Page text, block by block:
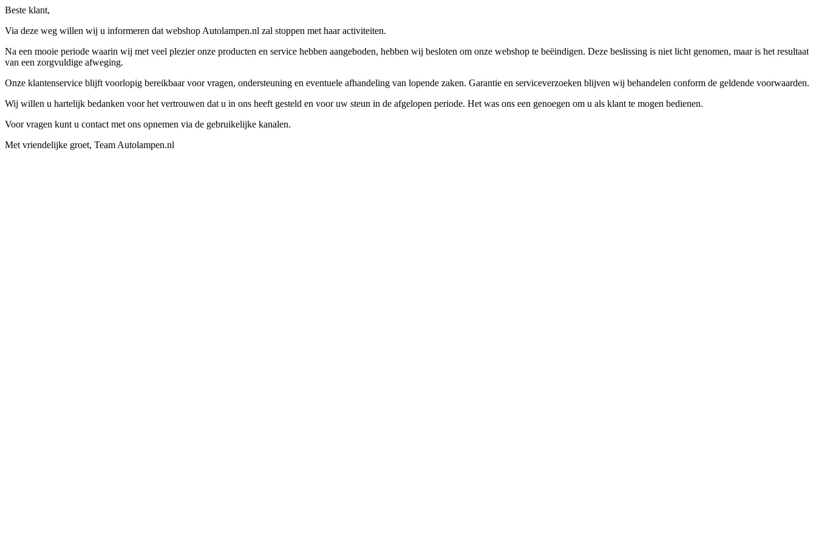
Beste klant,
Via deze weg willen wij u informeren dat webshop Autolampen.nl zal stoppen met haar activiteiten.
Na een mooie periode waarin wij met veel plezier onze producten en service hebben aangeboden, hebben wij besloten om onze webshop te beëindigen. Deze beslissing is niet licht genomen, maar is het resultaat
van een zorgvuldige afweging.
Onze klantenservice blijft voorlopig bereikbaar voor vragen, ondersteuning en eventuele afhandeling van lopende zaken. Garantie en serviceverzoeken blijven wij behandelen conform de geldende voorwaarden.
Wij willen u hartelijk bedanken voor het vertrouwen dat u in ons heeft gesteld en voor uw steun in de afgelopen periode. Het was ons een genoegen om u als klant te mogen bedienen.
Voor vragen kunt u contact met ons opnemen via de gebruikelijke kanalen.
Met vriendelijke groet, Team Autolampen.nl